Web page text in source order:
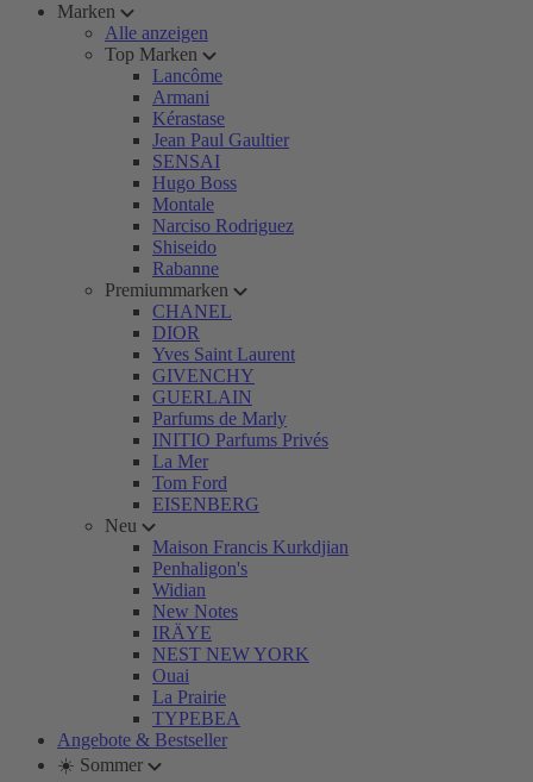
Marken
Alle anzeigen
Top Marken
Lancôme
Armani
Kérastase
Jean Paul Gaultier
SENSAI
Hugo Boss
Montale
Narciso Rodriguez
Shiseido
Rabanne
Premiummarken
CHANEL
DIOR
Yves Saint Laurent
GIVENCHY
GUERLAIN
Parfums de Marly
INITIO Parfums Privés
La Mer
Tom Ford
EISENBERG
Neu
Maison Francis Kurkdjian
Penhaligon's
Widian
New Notes
IRÄYE
NEST NEW YORK
Ouai
La Prairie
TYPEBEA
Angebote & Bestseller
☀️ Sommer